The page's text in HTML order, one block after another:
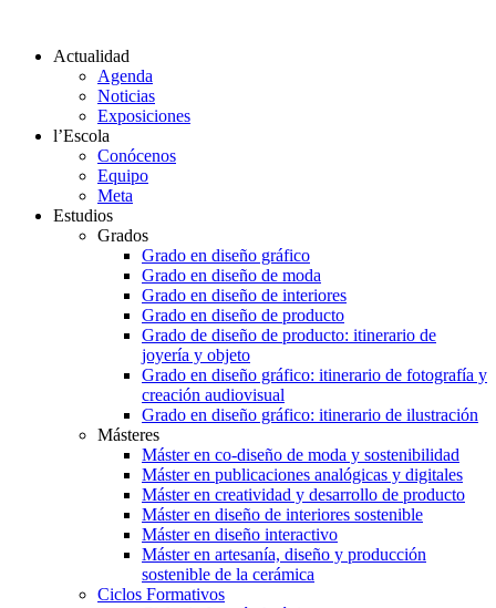
Actualidad
Agenda
Noticias
Exposiciones
l’Escola
Conócenos
Equipo
Meta
Estudios
Grados
Grado en diseño gráfico
Grado en diseño de moda
Grado en diseño de interiores
Grado en diseño de producto
Grado de diseño de producto: itinerario de
joyería y objeto
Grado en diseño gráfico: itinerario de fotografía y
creación audiovisual
Grado en diseño gráfico: itinerario de ilustración
Másteres
Máster en co-diseño de moda y sostenibilidad
Máster en publicaciones analógicas y digitales
Máster en creatividad y desarrollo de producto
Máster en diseño de interiores sostenible
Máster en diseño interactivo
Máster en artesanía, diseño y producción
sostenible de la cerámica
Ciclos Formativos